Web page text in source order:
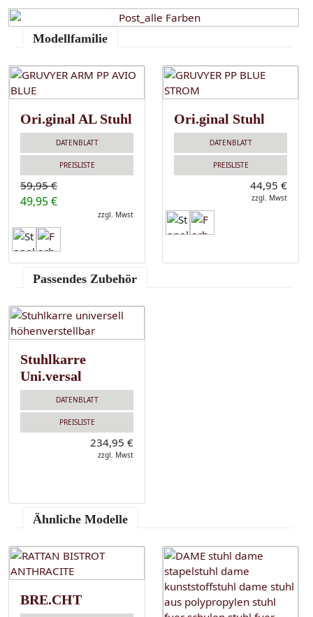
Modellfamilie
Ori.ginal AL Stuhl
DATENBLATT
PREISLISTE
59,95 €
49,95 €
zzgl. Mwst
Ori.ginal Stuhl
DATENBLATT
PREISLISTE
44,95 €
zzgl. Mwst
Passendes Zubehör
Stuhlkarre
Uni.versal
DATENBLATT
PREISLISTE
234,95 €
zzgl. Mwst
Ähnliche Modelle
BRE.CHT